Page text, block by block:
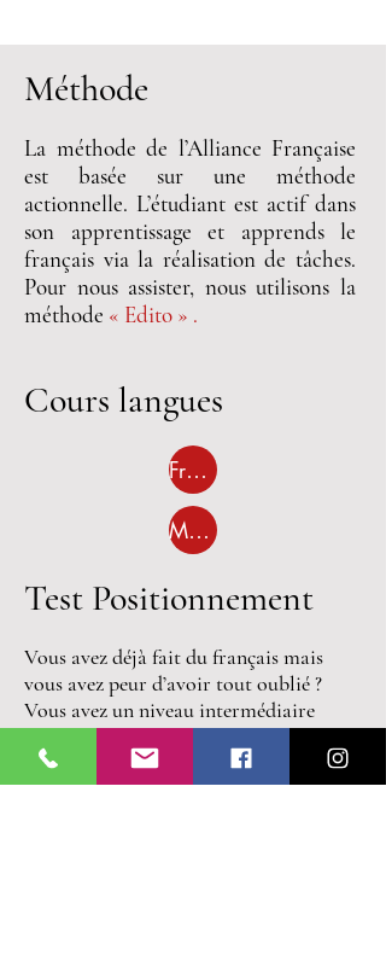
Méthode
La méthode de l’Alliance Française
est basée sur une méthode
actionnelle. L’étudiant est actif dans
son apprentissage et apprends le
français via la réalisation de tâches.
Pour nous assister, nous utilisons la
méthode « Edito » .
Cours langues
Français
Mongol
Test Positionnement
Vous avez déjà fait du français mais
vous avez peur d’avoir tout oublié ?
Vous avez un niveau intermédiaire
mais vous ne savez pas quel cours
intégrer ? Venez passer un test de
positionnement pour vérifier votre